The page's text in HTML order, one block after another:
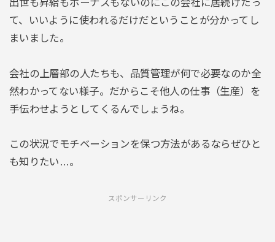
出世も昇給もボーナスもないのにこの会社に居続けたっ
て、いいように使われるだけだということが分かってし
まいました。
会社の上層部の人たちも、品質管理が何で必要なのか全
然わかってない様子。だからこそ他人の仕事（生産）を
手伝わせようとしてくるんでしょうね。
この状況でモチベーションを保つ方法があるならぜひと
も知りたい…。
スポンサーリンク